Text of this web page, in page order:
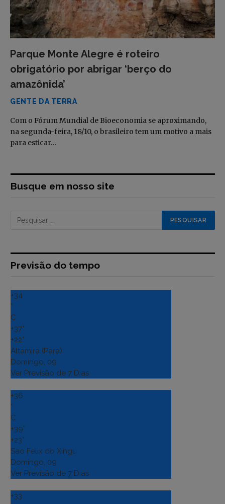
Parque Monte Alegre é roteiro
obrigatório por abrigar ‘berço do
amazônida’
GENTE DA TERRA
Com o Fórum Mundial de Bioeconomia se aproximando,
na segunda-feira, 18/10, o brasileiro tem um motivo a mais
para esticar…
Busque em nosso site
Previsão do tempo
+34
°
C
+37°
+22°
Altamira (Para)
Domingo, 09
Ver Previsão de 7 Dias
+36
°
C
+39°
+23°
Sao Felix do Xingu
Domingo, 09
Ver Previsão de 7 Dias
+33